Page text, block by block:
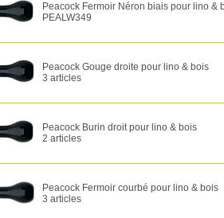
Peacock Fermoir Néron biais pour lino &
PEALW349
Peacock Gouge droite pour lino & bois
3 articles
Peacock Burin droit pour lino & bois
2 articles
Peacock Fermoir courbé pour lino & bois
3 articles